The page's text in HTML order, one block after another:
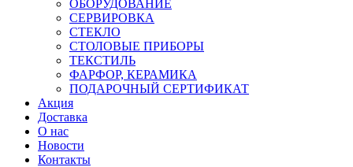
ОБОРУДОВАНИЕ
СЕРВИРОВКА
СТЕКЛО
СТОЛОВЫЕ ПРИБОРЫ
ТЕКСТИЛЬ
ФАРФОР, КЕРАМИКА
ПОДАРОЧНЫЙ СЕРТИФИКАТ
Акция
Доставка
О нас
Новости
Контакты